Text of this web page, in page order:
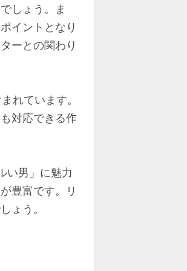
しょう。ま
イントとなり
ーとの関わり
れています。
対応できる作
い男」に魅力
豊富です。リ
ょう。